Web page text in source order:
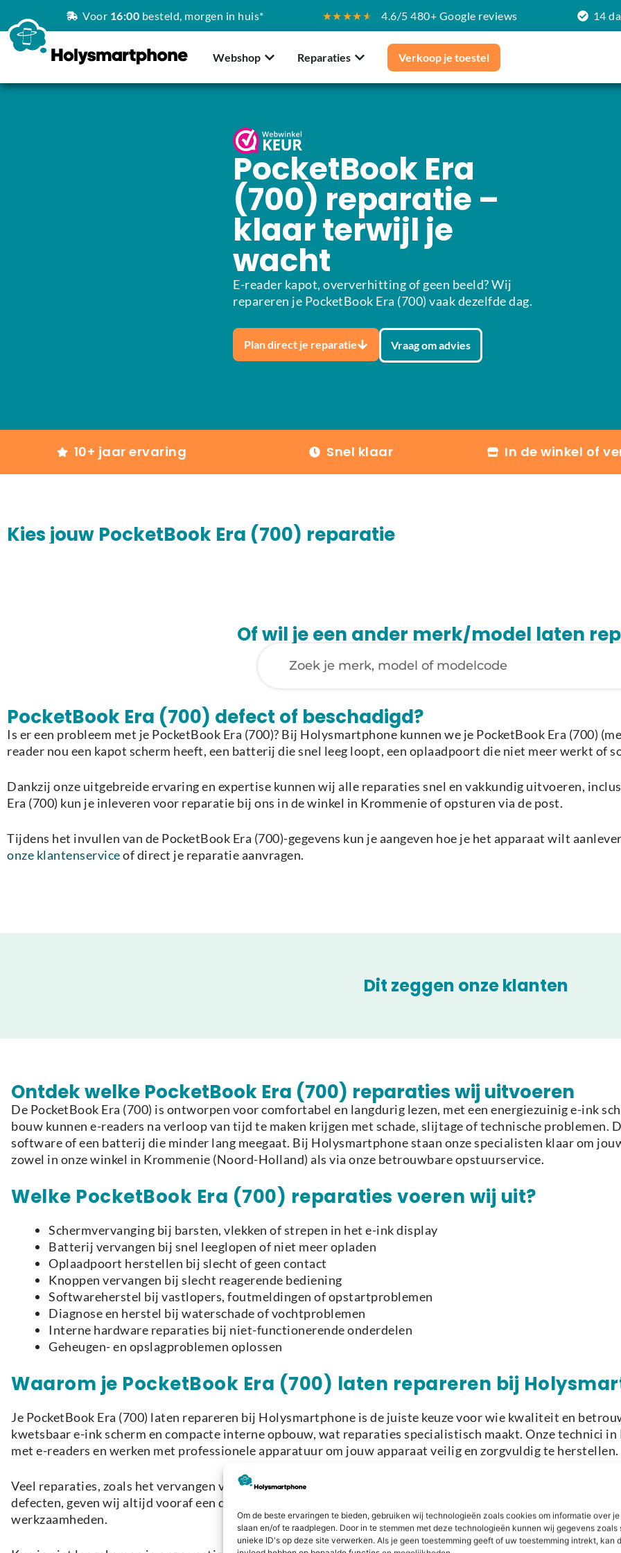
Om de beste ervaringen te bieden, gebruiken wij technologieën zoals cookies om informatie over
slaan en/of te raadplegen. Door in te stemmen met deze technologieën kunnen wij gegevens zoals
unieke ID's op deze site verwerken. Als je geen toestemming geeft of uw toestemming intrekt, kan
Voor 16:00 besteld, morgen in huis* ★★★★★ 4.6/5 480+ Google reviews 14
Webshop Reparaties Verkoop je toestel
PocketBook Era
(700) reparatie –
klaar terwijl je
wacht
E-reader kapot, oververhitting of geen beeld? Wij
repareren je PocketBook Era (700) vaak dezelfde dag.
Plan direct je reparatie Vraag om advies
10+ jaar ervaring Snel klaar In de winkel of
Kies jouw PocketBook Era (700) reparatie
Of wil je een ander merk/model laten
PocketBook Era (700) defect of beschadigd?
Is er een probleem met je PocketBook Era (700)? Bij Holysmartphone kunnen we je PocketBook Era (700)
reader nou een kapot scherm heeft, een batterij die snel leeg loopt, een oplaadpoort die niet meer werkt of
Dankzij onze uitgebreide ervaring en expertise kunnen wij alle reparaties snel en vakkundig uitvoeren,
Era (700) kun je inleveren voor reparatie bij ons in de winkel in Krommenie of opsturen via de post.
Tijdens het invullen van de PocketBook Era (700)-gegevens kun je aangeven hoe je het apparaat wilt
onze klantenserviceof direct je reparatie aanvragen.
Dit zeggen onze klanten
Ontdek welke PocketBook Era (700) reparaties wij uitvoeren
De PocketBook Era (700) is ontworpen voor comfortabel en langdurig lezen, met een energiezuinig e-ink
bouw kunnen e-readers na verloop van tijd te maken krijgen met schade, slijtage of technische problemen.
software of een batterij die minder lang meegaat. Bij Holysmartphone staan onze specialisten klaar om
zowel in onze winkel in Krommenie (Noord-Holland) als via onze betrouwbare opstuurservice.
Welke PocketBook Era (700) reparaties voeren wij uit?
Schermvervanging bij barsten, vlekken of strepen in het e-ink display
Batterij vervangen bij snel leeglopen of niet meer opladen
Oplaadpoort herstellen bij slecht of geen contact
Knoppen vervangen bij slecht reagerende bediening
Softwareherstel bij vastlopers, foutmeldingen of opstartproblemen
Diagnose en herstel bij waterschade of vochtproblemen
Interne hardware reparaties bij niet-functionerende onderdelen
Geheugen- en opslagproblemen oplossen
Waarom je PocketBook Era (700) laten repareren bij
Je PocketBook Era (700) laten repareren bij Holysmartphone is de juiste keuze voor wie kwaliteit en
kwetsbaar e-ink scherm en compacte interne opbouw, wat reparaties specialistisch maakt. Onze technici
met e-readers en werken met professionele apparatuur om jouw apparaat veilig en zorgvuldig te herstellen.
Veel reparaties, zoals het vervangen van een batterij of oplaadpoort, voeren wij doorgaans snel uit. Bij
defecten, geven wij altijd vooraf een duidelijke diagnose en advies. Wij gebruiken onderdelen van hoge
werkzaamheden.